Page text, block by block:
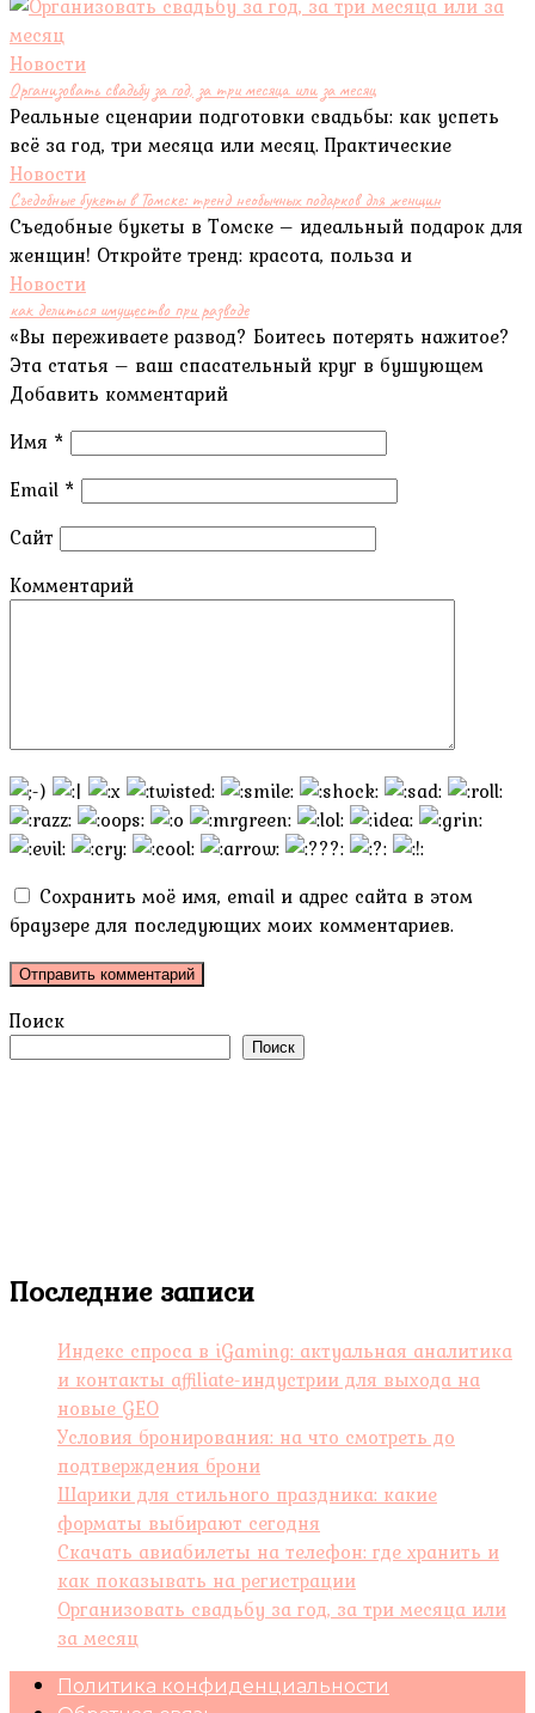
Новости
Организовать свадьбу за год, за три месяца или за месяц
Реальные сценарии подготовки свадьбы: как успеть
всё за год, три месяца или месяц. Практические
Новости
Съедобные букеты в Томске: тренд необычных подарков для женщин
Съедобные букеты в Томске – идеальный подарок для
женщин! Откройте тренд: красота, польза и
Новости
как делиться имущество при разводе
«Вы переживаете развод? Боитесь потерять нажитое?
Эта статья – ваш спасательный круг в бушующем
Добавить комментарий
Имя *
Email *
Сайт
Комментарий
Сохранить моё имя, email и адрес сайта в этом
браузере для последующих моих комментариев.
Поиск
Поиск
Последние записи
Индекс спроса в iGaming: актуальная аналитика
и контакты affiliate-индустрии для выхода на
новые GEO
Условия бронирования: на что смотреть до
подтверждения брони
Шарики для стильного праздника: какие
форматы выбирают сегодня
Скачать авиабилеты на телефон: где хранить и
как показывать на регистрации
Организовать свадьбу за год, за три месяца или
за месяц
Политика конфиденциальности